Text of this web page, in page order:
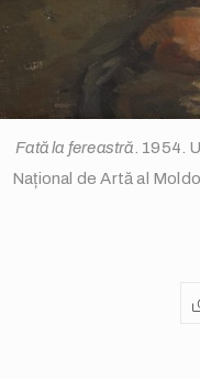
Fată la fereastră . 1954.
Național de Artă al